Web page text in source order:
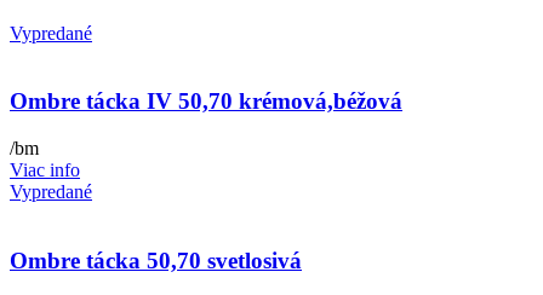
Vypredané
Ombre tácka IV 50,70 krémová,béžová
/bm
Viac info
Vypredané
Ombre tácka 50,70 svetlosivá